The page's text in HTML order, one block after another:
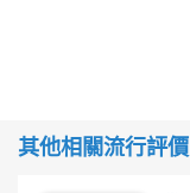
其他相關流行評價